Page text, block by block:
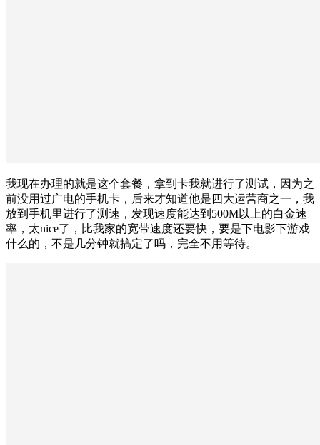
我现在办理的就是这个套餐，拿到卡我就进行了测试，因为之
前没用过广电的手机卡，后来才知道他是四大运营商之一，我
放到手机里进行了测速，发现速度能达到500M以上的白金速
率，太nice了，比我家的宽带速度还要快，要是下电影下游戏
什么的，不是几分钟就搞定了吗，完全不用等待。